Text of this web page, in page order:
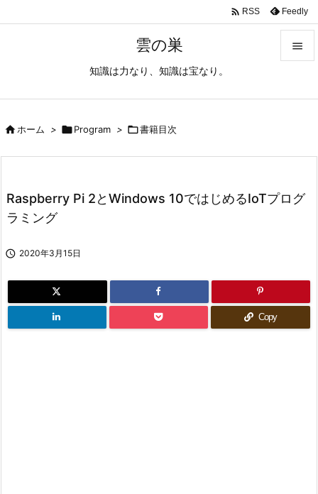
雲の巣
知識は力なり、知識は宝なり。

次へ
 RSS Feedly
ホーム > Program > 書籍目次
Raspberry Pi 2とWindows 10ではじめるIoTプログ
ラミング
 2020年3月15日
Copy